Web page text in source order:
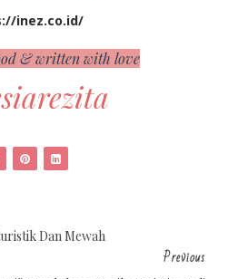
inez.co.id/
& written with love
Dan Mewah
Previous